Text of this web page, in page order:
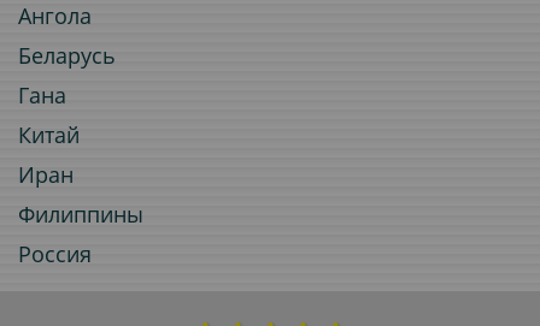
Ангола
Беларусь
Гана
Китай
Иран
Филиппины
Россия